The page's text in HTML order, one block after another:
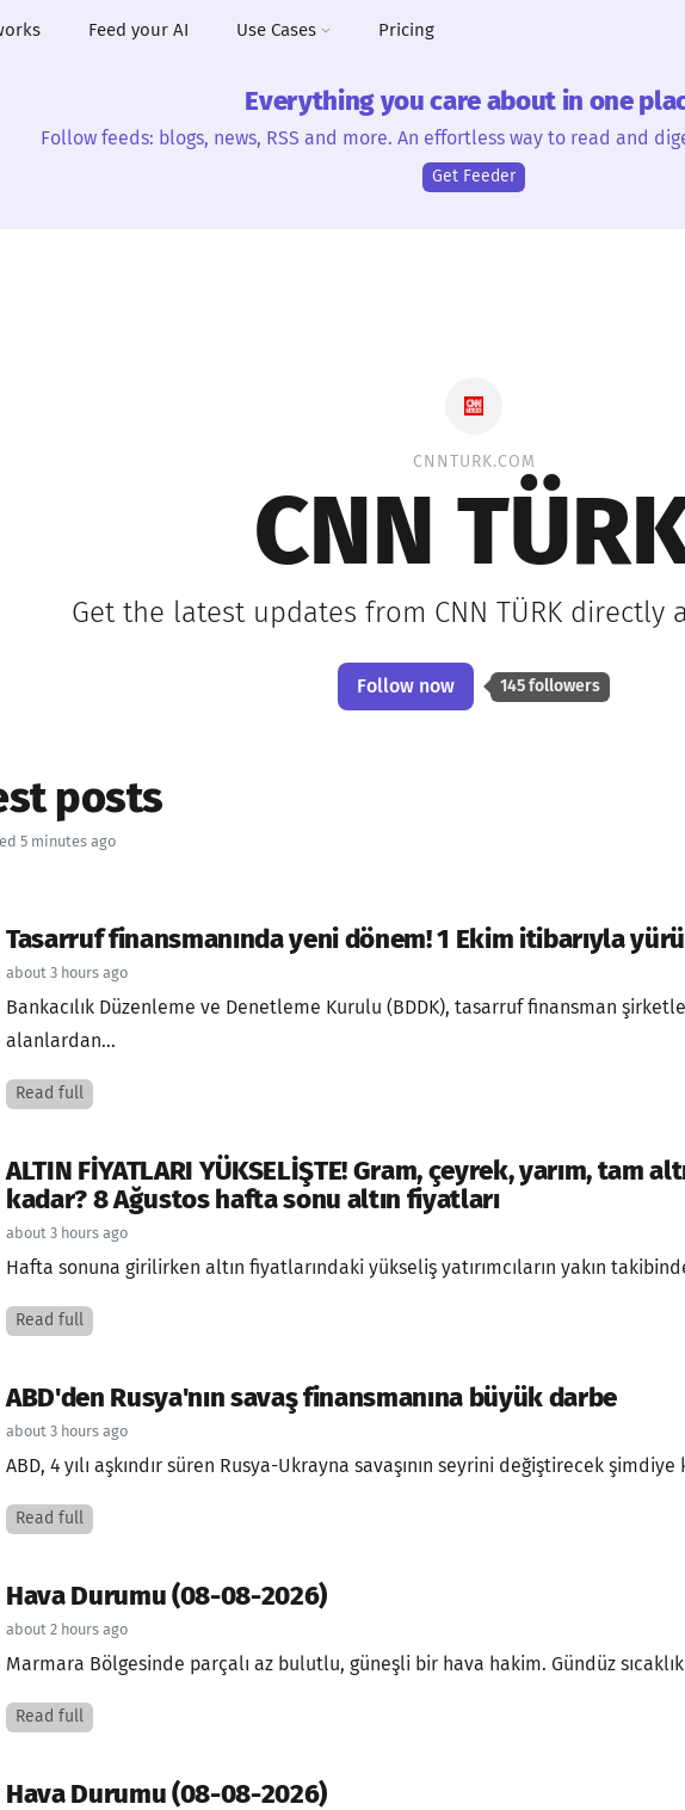
Feed your AI Use Cases Pricing
Everything you care about in one
Follow feeds: blogs, news, RSS and more. An effortless way to read and
Get Feeder
CNNTURK.COM
CNN
Get the latest updates from CNN TÜRK directly
Follow now 145 followers
posts
5 minutes ago
Tasarruf finansmanında yeni dönem! 1 Ekim itibarıyla
about 3 hours ago
Bankacılık Düzenleme ve Denetleme Kurulu (BDDK), tasarruf finansman
alanlardan...
Read full
ALTIN FİYATLARI YÜKSELİŞTE! Gram, çeyrek, yarım, tam
kadar? 8 Ağustos hafta sonu altın fiyatları
about 3 hours ago
Hafta sonuna girilirken altın fiyatlarındaki yükseliş yatırımcıların yakın
Read full
ABD'den Rusya'nın savaş finansmanına büyük darbe
about 3 hours ago
ABD, 4 yılı aşkındır süren Rusya-Ukrayna savaşının seyrini değiştirecek
Read full
Hava Durumu (08-08-2026)
about 2 hours ago
Marmara Bölgesinde parçalı az bulutlu, güneşli bir hava hakim. Gündüz
Read full
Hava Durumu (08-08-2026)